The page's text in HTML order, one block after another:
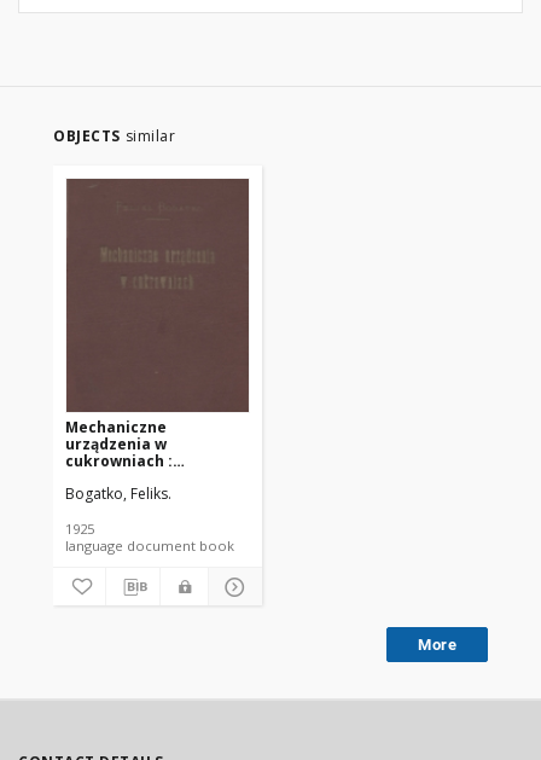
OBJECTS similar
Mechaniczne
urządzenia w
cukrowniach :
remontu cukrowni
Bogatko, Feliks.
1925
language document book
More